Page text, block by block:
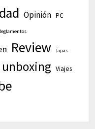
Opinión PC
Review Tapas
unboxing Viajes